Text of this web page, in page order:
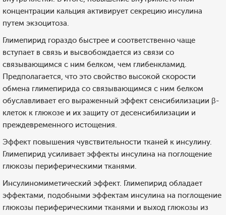
концентрации кальция активирует секрецию инсулина
путем экзоцитоза.
Глимепирид гораздо быстрее и соответственно чаще
вступает в связь и высвобождается из связи со
связывающимся с ним белком, чем глибенкламид.
Предполагается, что это свойство высокой скорости
обмена глимепирида со связывающимся с ним белком
обуславливает его выраженный эффект сенсибилизации β-
клеток к глюкозе и их защиту от десенсибилизации и
преждевременного истощения.
Эффект повышения чувствительности тканей к инсулину.
Глимепирид усиливает эффекты инсулина на поглощение
глюкозы периферическими тканями.
Инсулиномиметический эффект. Глимепирид обладает
эффектами, подобными эффектам инсулина на поглощение
глюкозы периферическими тканями и выход глюкозы из